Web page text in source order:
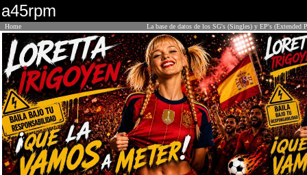
a45rpm
Home La base de datos de los SG's (Singles) y EP's (Extended